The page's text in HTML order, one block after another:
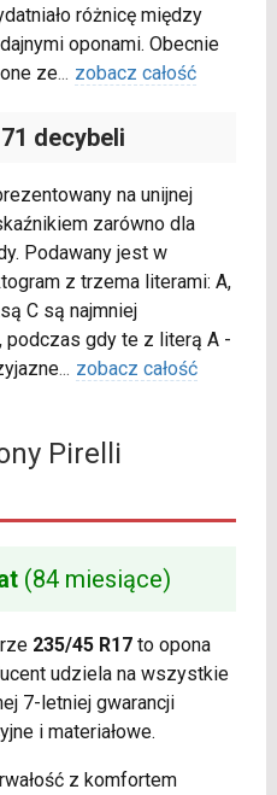
różnicę między
oponami. Obecnie
ze... zobacz całość
71 decybeli
na unijnej
zarówno dla
Podawany jest w
z trzema literami: A,
C są najmniej
gdy te z literą A -
... zobacz całość
Pirelli
(84 miesiące)
235/45 R17to opona
udziela na wszystkie
7-letniej gwarancji
i materiałowe.
z komfortem